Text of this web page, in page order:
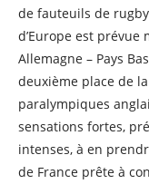
de fauteuils de
d’Europe est
Allemagne – Pays
deuxième place de
paralympiques
sensations fortes,
intenses, à en
de France prête à